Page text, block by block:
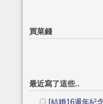
買菜錢
最近寫了這些..
[結婚16週年紀